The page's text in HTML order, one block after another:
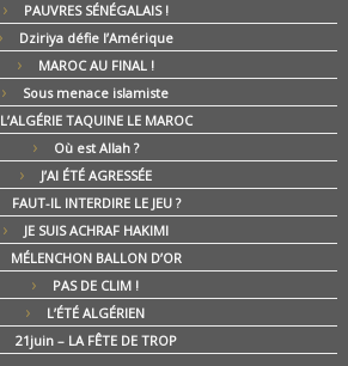
PAUVRES SÉNÉGALAIS !
Dziriya défie l’Amérique
MAROC AU FINAL !
Sous menace islamiste
L’ALGÉRIE TAQUINE LE MAROC
Où est Allah ?
J’AI ÉTÉ AGRESSÉE
FAUT-IL INTERDIRE LE JEU ?
JE SUIS ACHRAF HAKIMI
MÉLENCHON BALLON D’OR
PAS DE CLIM !
L’ÉTÉ ALGÉRIEN
21juin – LA FÊTE DE TROP